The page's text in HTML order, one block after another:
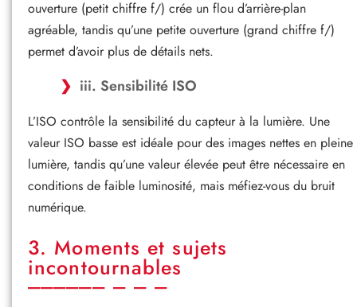
ouverture (petit chiffre f/) crée un flou d’arrière-plan
agréable, tandis qu’une petite ouverture (grand chiffre f/)
permet d’avoir plus de détails nets.
iii. Sensibilité ISO
L’ISO contrôle la sensibilité du capteur à la lumière. Une
valeur ISO basse est idéale pour des images nettes en pleine
lumière, tandis qu’une valeur élevée peut être nécessaire en
conditions de faible luminosité, mais méfiez-vous du bruit
numérique.
3. Moments et sujets
incontournables